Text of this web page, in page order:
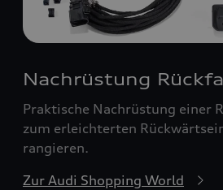
Nachrüstung
Praktische Nachrüstung einer
zum erleichterten
rangieren.
Zur Audi Shopping World